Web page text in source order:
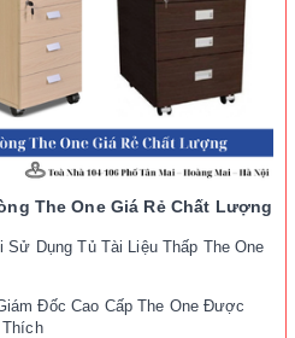
The One Giá Rẻ Chất Lượng
Dụng Tủ Tài Liệu Thấp The One
Đốc Cao Cấp The One Được